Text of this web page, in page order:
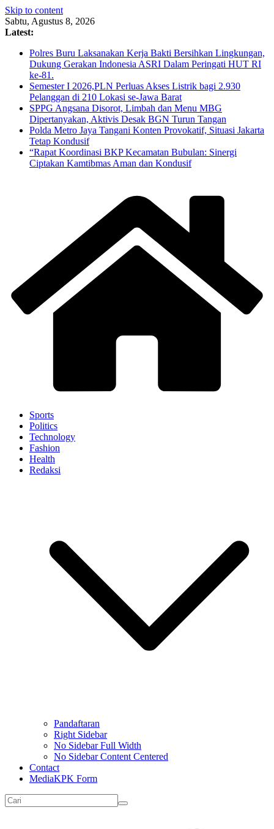
Skip to content
Sabtu, Agustus 8, 2026
Latest:
Polres Buru Laksanakan Kerja Bakti Bersihkan Lingkungan,
Dukung Gerakan Indonesia ASRI Dalam Peringati HUT RI
ke-81.
Semester I 2026,PLN Perluas Akses Listrik bagi 2.930
Pelanggan di 210 Lokasi se-Jawa Barat
SPPG Angsana Disorot, Limbah dan Menu MBG
Dipertanyakan, Aktivis Desak BGN Turun Tangan
Polda Metro Jaya Tangani Konten Provokatif, Situasi Jakarta
Tetap Kondusif
“Rapat Koordinasi BKP Kecamatan Bubulan: Sinergi
Ciptakan Kamtibmas Aman dan Kondusif
Sports
Politics
Technology
Fashion
Health
Redaksi
Pandaftaran
Right Sidebar
No Sidebar Full Width
No Sidebar Content Centered
Contact
MediaKPK Form